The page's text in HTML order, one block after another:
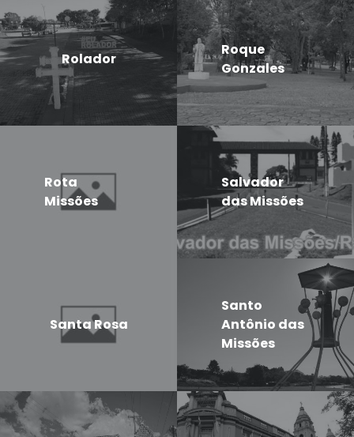
Rolador
Roque
Gonzales
Rota
Missões
Salvador
das Missões
Santa Rosa
Santo
Antônio das
Missões